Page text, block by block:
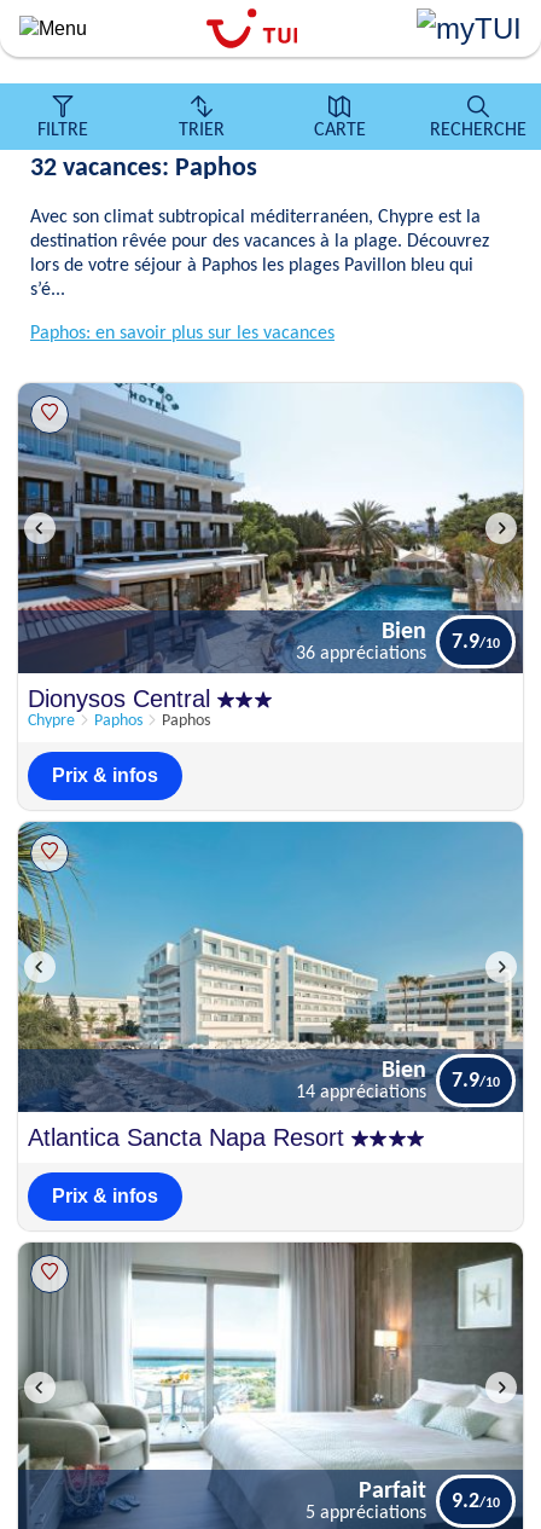
Aller
contenu
principal
FILTRE TRIER CARTE RECHERCHE
32 vacances: Paphos
Avec son climat subtropical méditerranéen, Chypre est la
destination rêvée pour des vacances à la plage. Découvrez
lors de votre séjour à Paphos les plages Pavillon bleu qui
s’é...
Paphos: en savoir plus sur les vacances
Dionysos Central
Chypre Paphos Paphos
Bien
36 appréciations
7.9
Prix & infos
Bien
Atlantica Sancta Napa Resort
Bien
14 appréciations
7.9
Prix & infos
Parfait
5 appréciations
9.2